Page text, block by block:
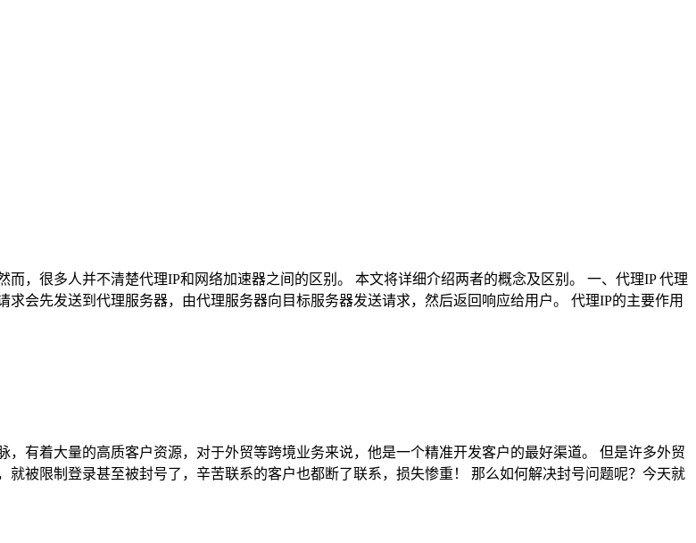
，很多人并不清楚代理IP和网络加速器之间的区别。 本文将详细介绍两者的概念及区别。 一、代理IP 代理
会先发送到代理服务器，由代理服务器向目标服务器发送请求，然后返回响应给用户。 代理IP的主要作用
有着大量的高质客户资源，对于外贸等跨境业务来说，他是一个精准开发客户的最好渠道。 但是许多外贸
被限制登录甚至被封号了，辛苦联系的客户也都断了联系，损失惨重！ 那么如何解决封号问题呢？今天就